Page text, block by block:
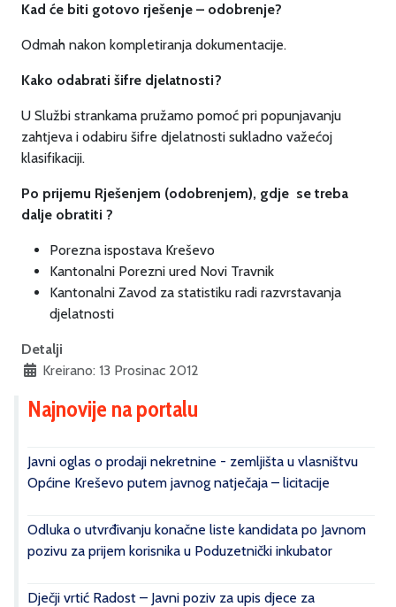
Kad će biti gotovo rješenje – odobrenje?
Odmah nakon kompletiranja dokumentacije.
Kako odabrati šifre djelatnosti?
U Službi strankama pružamo pomoć pri popunjavanju
zahtjeva i odabiru šifre djelatnosti sukladno važećoj
klasifikaciji.
Po prijemu Rješenjem (odobrenjem), gdje se treba
dalje obratiti ?
Porezna ispostava Kreševo
Kantonalni Porezni ured Novi Travnik
Kantonalni Zavod za statistiku radi razvrstavanja
djelatnosti
Detalji
Kreirano: 13 Prosinac 2012
Najnovije na portalu
Javni oglas o prodaji nekretnine - zemljišta u vlasništvu
Općine Kreševo putem javnog natječaja – licitacije
Odluka o utvrđivanju konačne liste kandidata po Javnom
pozivu za prijem korisnika u Poduzetnički inkubator
Dječji vrtić Radost – Javni poziv za upis djece za